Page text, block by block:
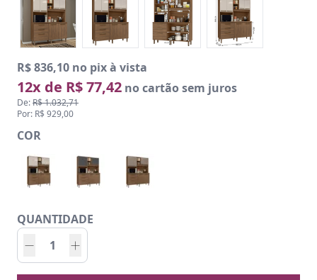
R$ 836,10 no pix à vista
12x de R$ 77,42 no cartão sem juros
De:R$ 1.032,71
Por: R$ 929,00
COR
QUANTIDADE